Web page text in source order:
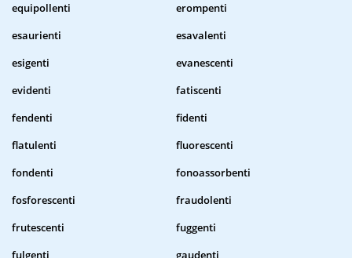
equipollenti
erompenti
esaurienti
esavalenti
esigenti
evanescenti
evidenti
fatiscenti
fendenti
fidenti
flatulenti
fluorescenti
fondenti
fonoassorbenti
fosforescenti
fraudolenti
frutescenti
fuggenti
fulgenti
gaudenti